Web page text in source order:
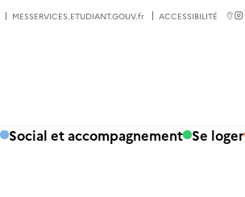
MESSERVICES.ETUDIANT.GOUV.fr ACCESSIBILITÉ
Social et accompagnement Se loger